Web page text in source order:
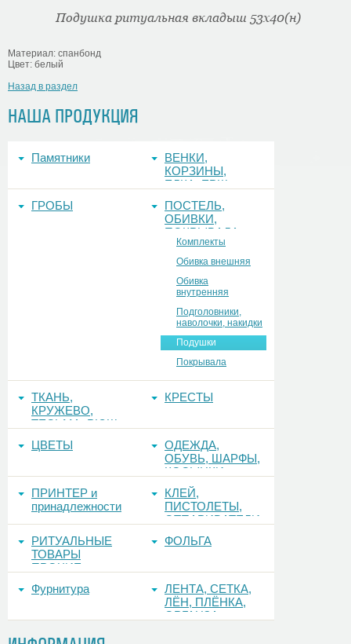
НАША ПРОДУКЦИЯ
Памятники
ВЕНКИ,
КОРЗИНЫ,
ЕЛКА, ЕРШ,
ГРОБЫ
ПОСТЕЛЬ,
ОБИВКИ,
ПОКРЫВАЛА
Комплекты
Обивка внешняя
Обивка
внутренняя
Подголовники,
наволочки, накидки
Подушки
Покрывала
ТКАНЬ,
КРУЖЕВО,
ТЕСЬМА, РЮШ
КРЕСТЫ
ЦВЕТЫ
ОДЕЖДА,
ОБУВЬ, ШАРФЫ,
КОСЫНКИ
ПРИНТЕР и
принадлежности
КЛЕЙ,
ПИСТОЛЕТЫ,
ОТПАРИВАТЕЛИ
РИТУАЛЬНЫЕ
ТОВАРЫ
ПРОЧИЕ
ФОЛЬГА
Фурнитура
ЛЕНТА, СЕТКА,
ЛЁН, ПЛЁНКА,
ОРГАНЗА
Подушка ритуальная вкладыш 53х40(н)
Материал: спанбонд
Цвет: белый
Назад в раздел